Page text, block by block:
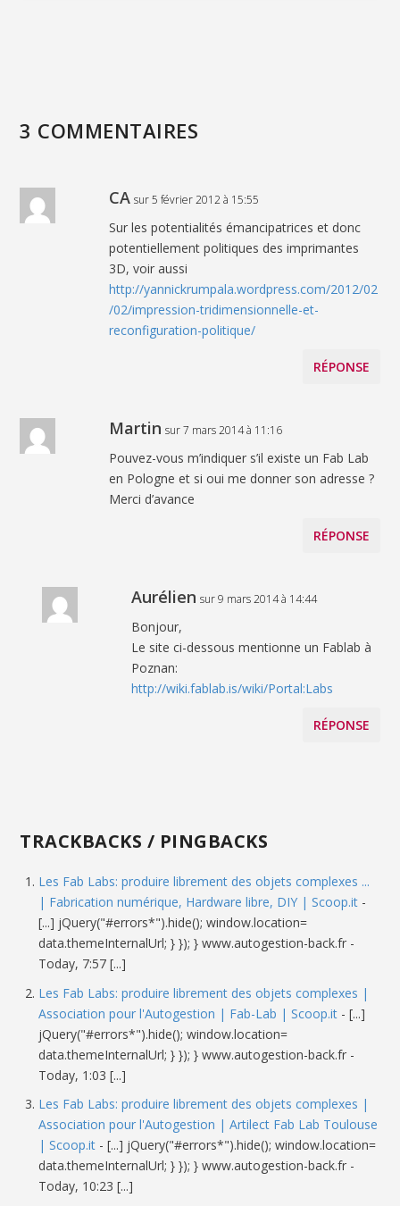
3 COMMENTAIRES
CA sur 5 février 2012 à 15:55
Sur les potentialités émancipatrices et donc
potentiellement politiques des imprimantes
3D, voir aussi
http://yannickrumpala.wordpress.com/2012/02
/02/impression-tridimensionnelle-et-
reconfiguration-politique/
RÉPONSE
Martin sur 7 mars 2014 à 11:16
Pouvez-vous m’indiquer s’il existe un Fab Lab
en Pologne et si oui me donner son adresse ?
Merci d’avance
RÉPONSE
Aurélien sur 9 mars 2014 à 14:44
Bonjour,
Le site ci-dessous mentionne un Fablab à
Poznan:
http://wiki.fablab.is/wiki/Portal:Labs
RÉPONSE
TRACKBACKS / PINGBACKS
Les Fab Labs: produire librement des objets complexes ...
| Fabrication numérique, Hardware libre, DIY | Scoop.it -
[...] jQuery("#errors*").hide(); window.location=
data.themeInternalUrl; } }); } www.autogestion-back.fr -
Today, 7:57 [...]
Les Fab Labs: produire librement des objets complexes |
Association pour l'Autogestion | Fab-Lab | Scoop.it - [...]
jQuery("#errors*").hide(); window.location=
data.themeInternalUrl; } }); } www.autogestion-back.fr -
Today, 1:03 [...]
Les Fab Labs: produire librement des objets complexes |
Association pour l'Autogestion | Artilect Fab Lab Toulouse
| Scoop.it - [...] jQuery("#errors*").hide(); window.location=
data.themeInternalUrl; } }); } www.autogestion-back.fr -
Today, 10:23 [...]